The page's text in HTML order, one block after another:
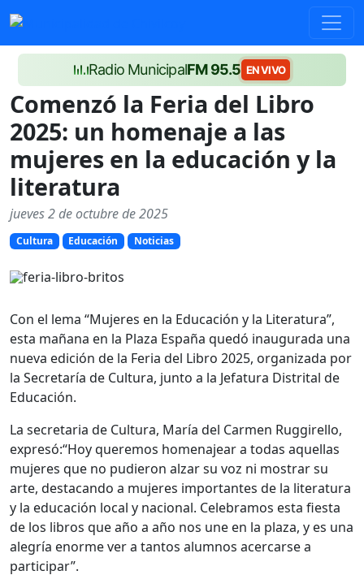
Radio MunicipalFM 95.5 EN VIVO
Comenzó la Feria del Libro
2025: un homenaje a las
mujeres en la educación y la
literatura
jueves 2 de octubre de 2025
Cultura Educación Noticias
Con el lema “Mujeres en la Educación y la Literatura”,
esta mañana en la Plaza España quedó inaugurada una
nueva edición de la Feria del Libro 2025, organizada por
la Secretaría de Cultura, junto a la Jefatura Distrital de
Educación.
La secretaria de Cultura, María del Carmen Ruggirello,
expresó:“Hoy queremos homenajear a todas aquellas
mujeres que no pudieron alzar su voz ni mostrar su
arte, destacando a mujeres importantes de la literatura
y la educación local y nacional. Celebramos esta fiesta
de los libros que año a año nos une en la plaza, y es una
alegría enorme ver a tantos alumnos acercarse a
participar”.